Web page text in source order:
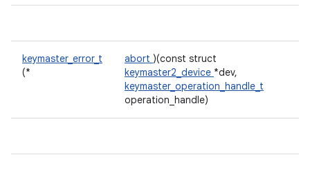
keymaster_error_t
(*
abort )(const struct
keymaster2_device *dev,
keymaster_operation_handle_t
operation_handle)